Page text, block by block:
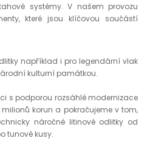
systémy. V našem provozu
které jsou klíčovou součástí
například i pro legendární vlak
kulturní památkou.
s podporou rozsáhlé modernizace
korun a pokračujeme v tom,
náročné litinové odlitky od
tunové kusy.